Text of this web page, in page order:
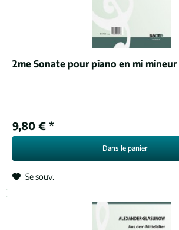
2me Sonate pour piano en mi mineur
9,80 € *
Dans le panier
Se souv.